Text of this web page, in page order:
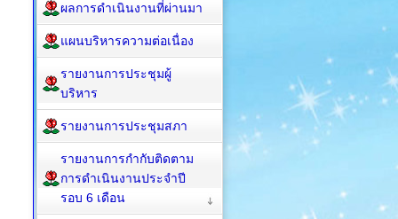
ผลการดำเนินงานที่ผ่านมา
แผนบริหารความต่อเนื่อง
รายงานการประชุมผู้
บริหาร
รายงานการประชุมสภา
รายงานการกำกับติดตาม
การดำเนินงานประจำปี
รอบ 6 เดือน